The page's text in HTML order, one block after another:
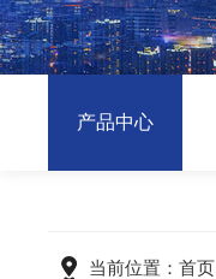
产品中心
当前位置：首页